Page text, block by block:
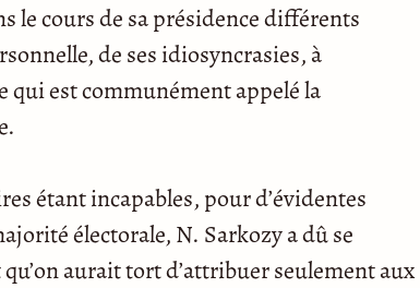
le cours de sa présidence différents
de ses idiosyncrasies, à
est communément appelé la
étant incapables, pour d’évidentes
électorale, N. Sarkozy a dû se
aurait tort d’attribuer seulement aux